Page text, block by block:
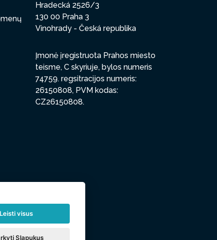
Hradecká 2526/3
130 00 Praha 3
Vinohrady - Česká republika
Įmonė įregistruota Prahos miesto
teisme, C skyriuje, bylos numeris
74759. regsitracijos numeris:
26150808, PVM kodas:
CZ26150808.
Leisti visus
Slapukus